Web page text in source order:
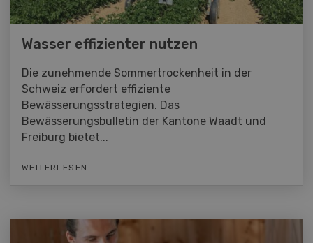
Wasser effizienter nutzen
Die zunehmende Sommertrockenheit in der
Schweiz erfordert effiziente
Bewässerungsstrategien. Das
Bewässerungsbulletin der Kantone Waadt und
Freiburg bietet...
WEITERLESEN